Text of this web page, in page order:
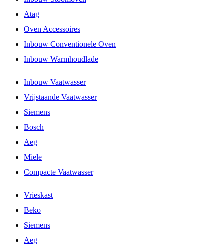
Atag
Oven Accessoires
Inbouw Conventionele Oven
Inbouw Warmhoudlade
Inbouw Vaatwasser
Vrijstaande Vaatwasser
Siemens
Bosch
Aeg
Miele
Compacte Vaatwasser
Vrieskast
Beko
Siemens
Aeg